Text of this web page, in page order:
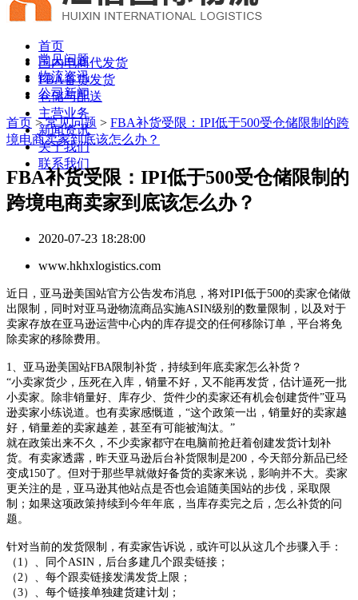
首页
国内电商代发货
FBA备货发货
仓储与配送
主营业务
新闻资讯
关于我们
联系我们
常见问题
物流资讯
公司新闻
首页 >常见问题 > FBA补货受限：IPI低于500受仓储限制的跨
境电商卖家到底该怎么办？
FBA补货受限：IPI低于500受仓储限制的
跨境电商卖家到底该怎么办？
2020-07-23 18:28:00
www.hkhxlogistics.com
近日，亚马逊美国站官方公告发布消息，将对IPI低于500的卖家仓储做
出限制，同时对亚马逊物流商品实施ASIN级别的数量限制，以及对于
卖家存放在亚马逊运营中心内的库存提交的任何移除订单，平台将免
除卖家的移除费用。
1、亚马逊美国站FBA限制补货，持续到年底卖家怎么补货？
“小卖家货少，压死在入库，销量不好，又不能再发货，估计逼死一批
小卖家。除非销量好、库存少、货件少的卖家还有机会创建货件”亚马
逊卖家小练说道。也有卖家感慨道，“这个政策一出，销量好的卖家越
好，销量差的卖家越差，甚至有可能被淘汰。”
就在政策出来不久，不少卖家都守在电脑前抢赶着创建发货计划补
货。有卖家透露，昨天亚马逊后台补货限制是200，今天部分新品已经
变成150了。但对于那些早就做好备货的卖家来说，影响并不大。卖家
更关注的是，亚马逊其他站点是否也会追随美国站的步伐，采取限
制；如果这项政策持续到今年年底，当库存卖完之后，怎么补货的问
题。
针对当前的发货限制，有卖家告诉说，或许可以从这几个步骤入手：
（ 1）、同个ASIN，后台多建几个跟卖链接；
（ 2）、每个跟卖链接发满发货上限；
（3）、每个链接单独建货建计划；